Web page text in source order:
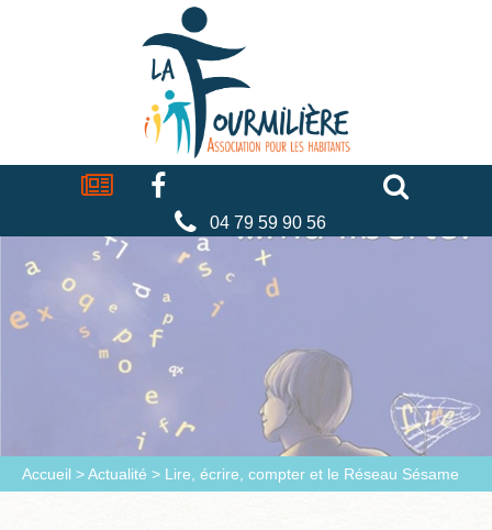
La
fourmilière
Actualités Facebook
04 79 59 90 56
Accueil >Actualité > Lire, écrire, compter et le Réseau Sésame
Cookies management panel